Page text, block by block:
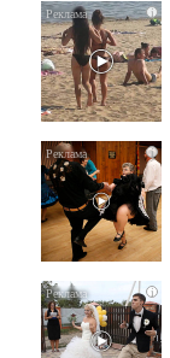
i
i
i